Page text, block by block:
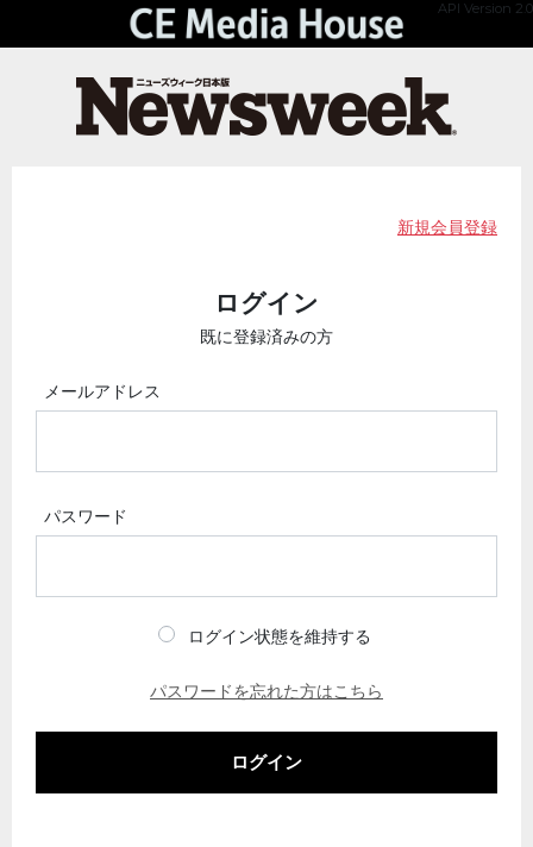
API Version 2.0
新規会員登録
ログイン
既に登録済みの方
メールアドレス
パスワード
ログイン状態を維持する
パスワードを忘れた方はこちら
ログイン